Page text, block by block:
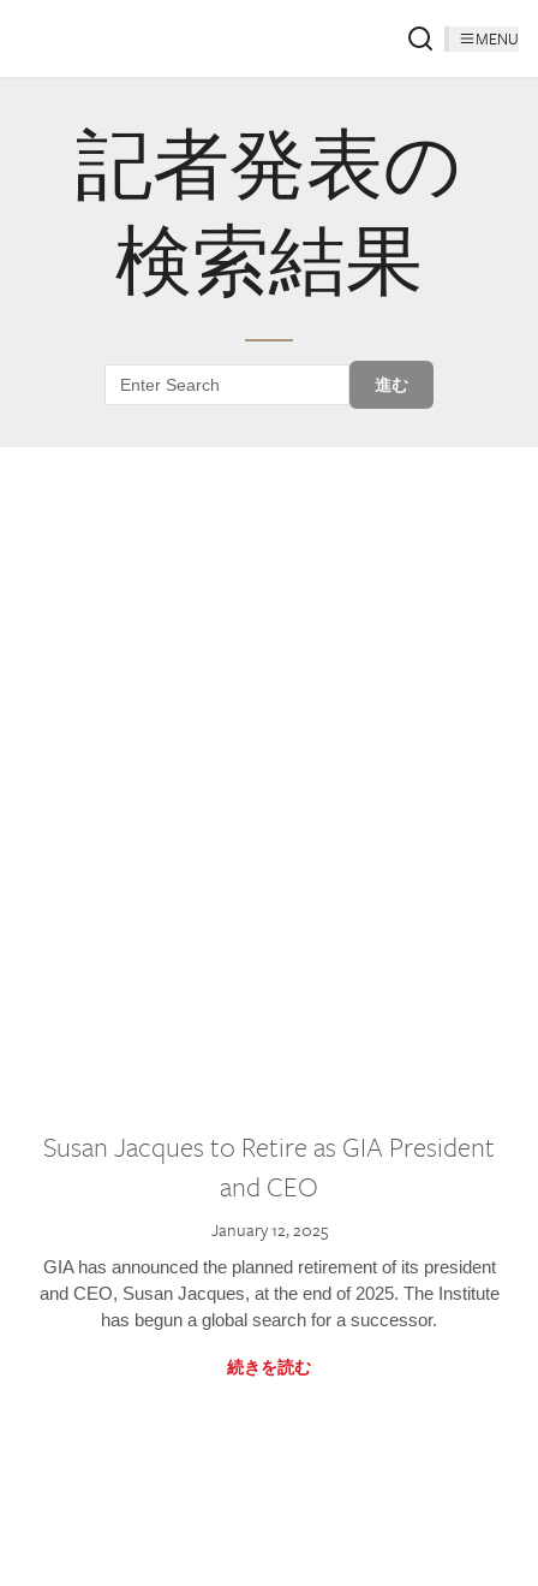
MENU
記者発表の
検索結果
進む
Susan Jacques to Retire as GIA President
and CEO
January 12, 2025
GIA has announced the planned retirement of its president
and CEO, Susan Jacques, at the end of 2025. The Institute
has begun a global search for a successor.
続きを読む